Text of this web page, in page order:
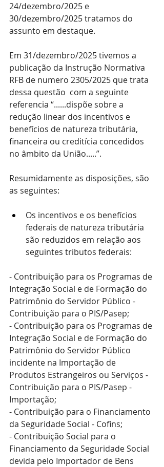
24/dezembro/2025 e
30/dezembro/2025 tratamos do
assunto em destaque.
Em 31/dezembro/2025 tivemos a
publicação da Instrução Normativa
RFB de numero 2305/2025 que trata
dessa questão  com a seguinte
referencia “......dispõe sobre a
redução linear dos incentivos e
benefícios de natureza tributária,
financeira ou creditícia concedidos
no âmbito da União.....”.
Resumidamente as disposições, são
as seguintes:
Os incentivos e os benefícios
federais de natureza tributária
são reduzidos em relação aos
seguintes tributos federais:
- Contribuição para os Programas de
Integração Social e de Formação do
Patrimônio do Servidor Público -
Contribuição para o PIS/Pasep;
- Contribuição para os Programas de
Integração Social e de Formação do
Patrimônio do Servidor Público
incidente na Importação de
Produtos Estrangeiros ou Serviços -
Contribuição para o PIS/Pasep -
Importação;
- Contribuição para o Financiamento
da Seguridade Social - Cofins;
- Contribuição Social para o
Financiamento da Seguridade Social
devida pelo Importador de Bens